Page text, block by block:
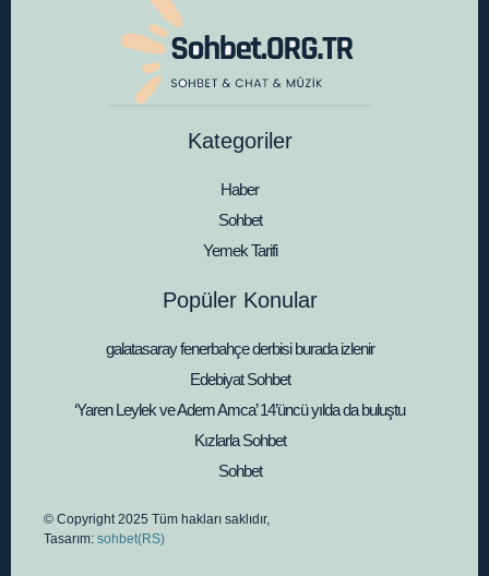
Kategoriler
Haber
Sohbet
Yemek Tarifi
Popüler Konular
galatasaray fenerbahçe derbisi burada izlenir
Edebiyat Sohbet
‘Yaren Leylek ve Adem Amca’ 14’üncü yılda da buluştu
Kızlarla Sohbet
Sohbet
© Copyright 2025 Tüm hakları saklıdır,
Tasarım: sohbet(RS)